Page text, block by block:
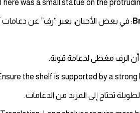
: في بعض الأحيان، يعبر “رف” عن
أن الرف مغطى لدعامة قوية.
تحتاج إلى المزيد من الدعامات.